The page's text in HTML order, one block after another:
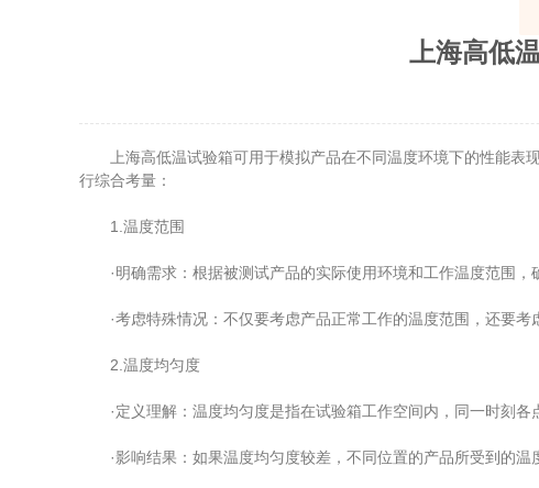
上海高低
上海高低温试验箱可用于模拟产品在不同温度环境下的性能表
行综合考量：
1.温度范围
·明确需求：根据被测试产品的实际使用环境和工作温度范围，
·考虑特殊情况：不仅要考虑产品正常工作的温度范围，还要考
2.温度均匀度
·定义理解：温度均匀度是指在试验箱工作空间内，同一时刻各
·影响结果：如果温度均匀度较差，不同位置的产品所受到的温